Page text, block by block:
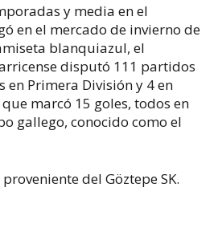
y media en el
en el mercado de invierno de
blanquiazul, el
disputó 111 partidos
en Primera División y 4 en
que marcó 15 goles, todos en
gallego, conocido como el
del Göztepe SK.